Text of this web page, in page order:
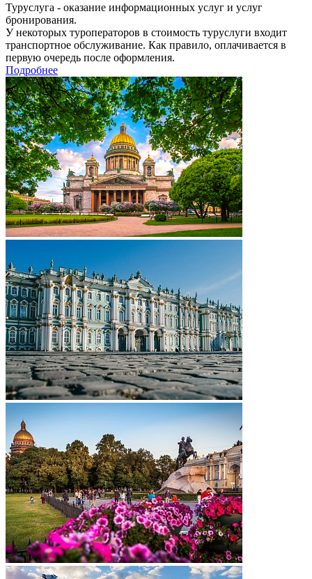
Туруслуга - оказание информационных услуг и услуг
бронирования.
У некоторых туроператоров в стоимость туруслуги входит
транспортное обслуживание. Как правило, оплачивается в
первую очередь после оформления.
Подробнее